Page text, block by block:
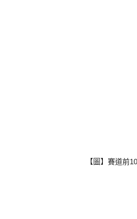
【圖】賽道前